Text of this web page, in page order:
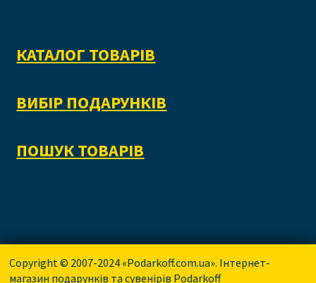
КАТАЛОГ ТОВАРІВ
ВИБІР ПОДАРУНКІВ
ПОШУК ТОВАРІВ
Copyright © 2007-2024 «Podarkoff.com.ua». Інтернет-
магазин подарунків та сувенірів Podarkoff